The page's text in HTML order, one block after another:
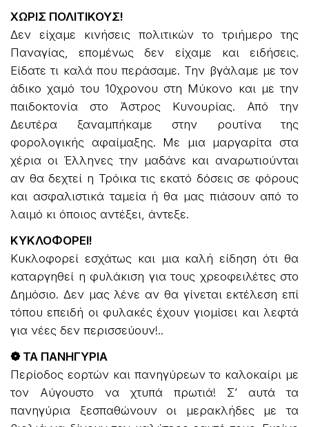
ΧΩΡΙΣ ΠΟΛΙΤΙΚΟΥΣ!
Δεν είχαμε κινήσεις πολιτικών το τριήμερο της
Παναγίας, επομένως δεν είχαμε και ειδήσεις.
Είδατε τι καλά που περάσαμε. Την βγάλαμε με τον
άδικο χαμό του 10χρονου στη Μύκονο και με την
παιδοκτονία στο Άστρος Κυνουρίας. Από την
Δευτέρα ξαναμπήκαμε στην ρουτίνα της
φορολογικής αφαίμαξης. Με μια μαργαρίτα στα
χέρια οι Έλληνες την μαδάνε και αναρωτιούνται
αν θα δεχτεί η Τρόικα τις εκατό δόσεις σε φόρους
και ασφαλιστικά ταμεία ή θα μας πιάσουν από το
λαιμό κι όποιος αντέξει, άντεξε.
ΚΥΚΛΟΦΟΡΕΙ!
Κυκλοφορεί εσχάτως και μια καλή είδηση ότι θα
καταργηθεί η φυλάκιση για τους χρεοφειλέτες στο
Δημόσιο. Δεν μας λένε αν θα γίνεται εκτέλεση επί
τόπου επειδή οι φυλακές έχουν γιομίσει και λεφτά
για νέες δεν περισσεύουν!..
❁ ΤΑ ΠΑΝΗΓΥΡΙΑ
Περίοδος εορτών και πανηγύρεων το καλοκαίρι με
τον Αύγουστο να χτυπά πρωτιά! Σ’ αυτά τα
πανηγύρια ξεσπαθώνουν οι μερακλήδες με τα